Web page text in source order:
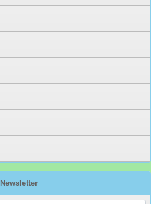
Newsletter